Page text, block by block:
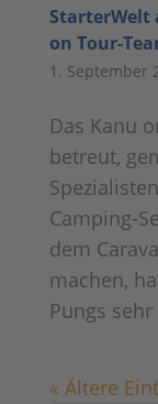
StarterWelt
on Tour-
1. September
Das Kanu
betreut,
Camping-
dem
machen,
Pungs
« Ältere